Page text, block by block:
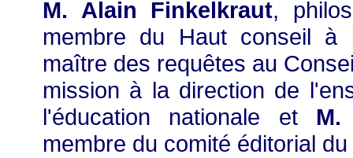
M. Alain Finkelkraut,
membre du Haut conseil
maître des requêtes au
mission à la direction de
l'éducation nationale et M.
membre du comité éditorial